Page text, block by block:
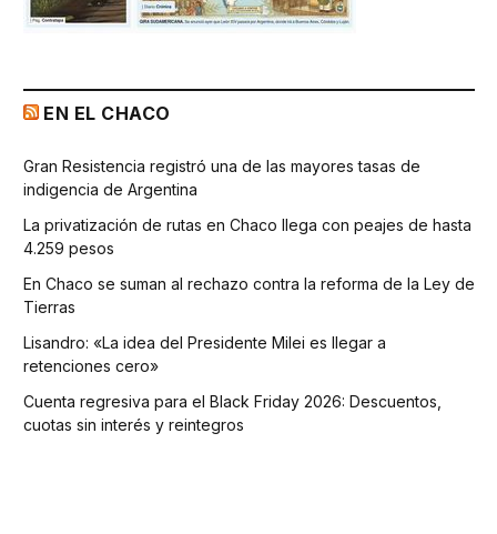
EN EL CHACO
Gran Resistencia registró una de las mayores tasas de
indigencia de Argentina
La privatización de rutas en Chaco llega con peajes de hasta
4.259 pesos
En Chaco se suman al rechazo contra la reforma de la Ley de
Tierras
Lisandro: «La idea del Presidente Milei es llegar a
retenciones cero»
Cuenta regresiva para el Black Friday 2026: Descuentos,
cuotas sin interés y reintegros